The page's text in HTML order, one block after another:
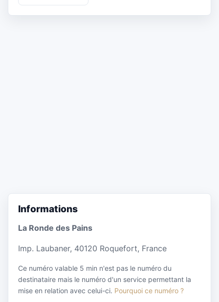
Informations
La Ronde des Pains
Imp. Laubaner, 40120 Roquefort, France
Ce numéro valable 5 min n'est pas le numéro du
destinataire mais le numéro d'un service permettant la
mise en relation avec celui-ci. Pourquoi ce numéro ?